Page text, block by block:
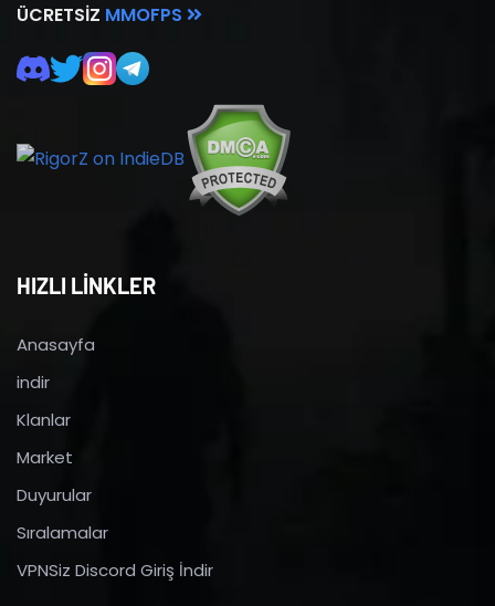
ÜCRETSIZ MMOFPS
HIZLI LİNKLER
Anasayfa
indir
Klanlar
Market
Duyurular
Sıralamalar
VPNSiz Discord Giriş İndir